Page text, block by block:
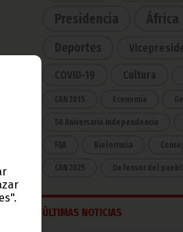
Presidencia
África
Deportes
COVID-19 Cultura
CAN 2015 Economía
50 Aniversario Independencia
FIJA Bielorrusia
CAN 2025 Defensor del
ÚLTIMAS NOTICIAS